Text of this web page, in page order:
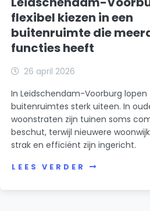
flexibel kiezen in een
buitenruimte die
functies heeft
26 april 2026
In Leidschendam-Voorburg lopen
buitenruimtes sterk uiteen. In
woonstraten zijn tuinen soms
beschut, terwijl nieuwere
strak en efficiënt zijn ingericht.
LEES VERDER